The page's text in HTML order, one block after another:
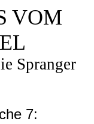
VOM
Spranger
7: